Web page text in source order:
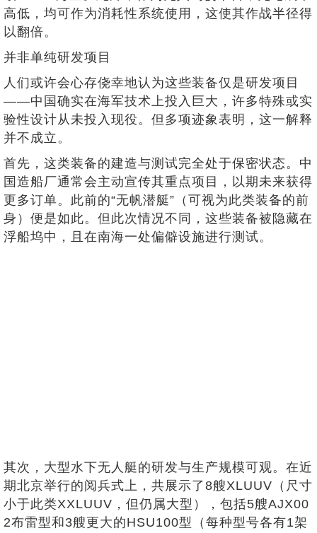
高低，均可作为消耗性系统使用，这使其作战半径得
以翻倍。
并非单纯研发项目
人们或许会心存侥幸地认为这些装备仅是研发项目
——中国确实在海军技术上投入巨大，许多特殊或实
验性设计从未投入现役。但多项迹象表明，这一解释
并不成立。
首先，这类装备的建造与测试完全处于保密状态。中
国造船厂通常会主动宣传其重点项目，以期未来获得
更多订单。此前的“无帆潜艇”（可视为此类装备的前
身）便是如此。但此次情况不同，这些装备被隐藏在
浮船坞中，且在南海一处偏僻设施进行测试。
其次，大型水下无人艇的研发与生产规模可观。在近
期北京举行的阅兵式上，共展示了8艘XLUUV（尺寸
小于此类XXLUUV，但仍属大型），包括5艘AJX00
2布雷型和3艘更大的HSU100型（每种型号各有1架